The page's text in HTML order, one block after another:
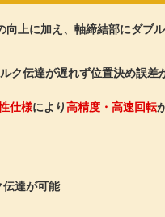
上に加え、軸締結部にダブ
ク伝達が遅れず位置決め誤差
仕様により高精度・高速回転
達が可能